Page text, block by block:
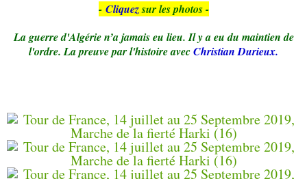
- Cliquezsur les photos -
La guerre d'Algérie n’a jamais eu lieu. Il y a eu du maintien de
l'ordre. La preuve par l'histoire avecChristian Durieux.